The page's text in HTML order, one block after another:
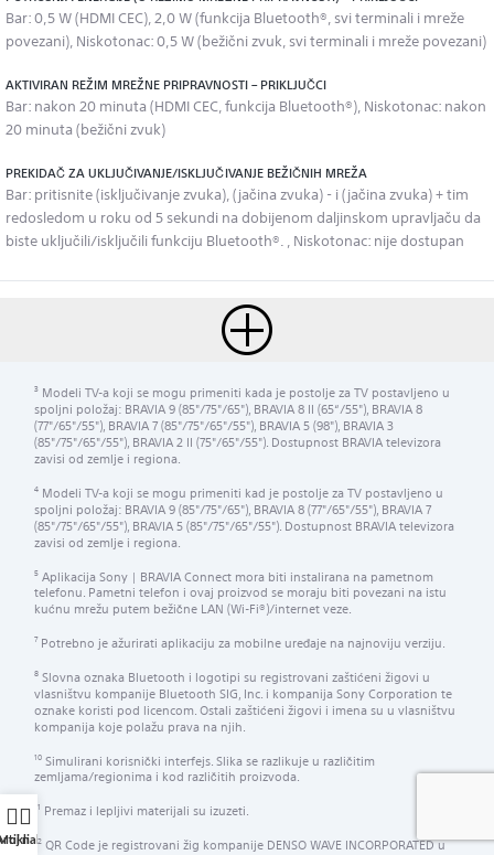
Bar: 0,5 W (HDMI CEC), 2,0 W (funkcija Bluetooth®, svi terminali i mreže
povezani), Niskotonac: 0,5 W (bežični zvuk, svi terminali i mreže povezani)
AKTIVIRAN REŽIM MREŽNE PRIPRAVNOSTI – PRIKLJUČCI
Bar: nakon 20 minuta (HDMI CEC, funkcija Bluetooth®), Niskotonac: nakon
20 minuta (bežični zvuk)
PREKIDAČ ZA UKLJUČIVANJE/ISKLJUČIVANJE BEŽIČNIH MREŽA
Bar: pritisnite (isključivanje zvuka), (jačina zvuka) - i (jačina zvuka) + tim
redosledom u roku od 5 sekundi na dobijenom daljinskom upravljaču da
biste uključili/isključili funkciju Bluetooth®. , Niskotonac: nije dostupan
3 Modeli TV-a koji se mogu primeniti kada je postolje za TV postavljeno u
spoljni položaj: BRAVIA 9 (85"/75"/65"), BRAVIA 8 II (65“/55"), BRAVIA 8
(77"/65"/55"), BRAVIA 7 (85"/75"/65"/55"), BRAVIA 5 (98"), BRAVIA 3
(85"/75"/65"/55"), BRAVIA 2 II (75"/65"/55"). Dostupnost BRAVIA televizora
zavisi od zemlje i regiona.
4 Modeli TV-a koji se mogu primeniti kad je postolje za TV postavljeno u
spoljni položaj: BRAVIA 9 (85"/75"/65"), BRAVIA 8 (77"/65"/55"), BRAVIA 7
(85"/75"/65"/55"), BRAVIA 5 (85"/75"/65"/55"). Dostupnost BRAVIA televizora
zavisi od zemlje i regiona.
5 Aplikacija Sony | BRAVIA Connect mora biti instalirana na pametnom
telefonu. Pametni telefon i ovaj proizvod se moraju biti povezani na istu
kućnu mrežu putem bežične LAN (Wi-Fi®)/internet veze.
7Potrebno je ažurirati aplikaciju za mobilne uređaje na najnoviju verziju.
8 Slovna oznaka Bluetooth i logotipi su registrovani zaštićeni žigovi u
vlasništvu kompanije Bluetooth SIG, Inc. i kompanija Sony Corporation te
oznake koristi pod licencom. Ostali zaštićeni žigovi i imena su u vlasništvu
kompanija koje polažu prava na njih.
10 Simulirani korisnički interfejs. Slika se razlikuje u različitim
zemljama/regionima i kod različitih proizvoda.
11 Premaz i lepljivi materijali su izuzeti.
12 QR Code je registrovani žig kompanije DENSO WAVE INCORPORATED u
nalog